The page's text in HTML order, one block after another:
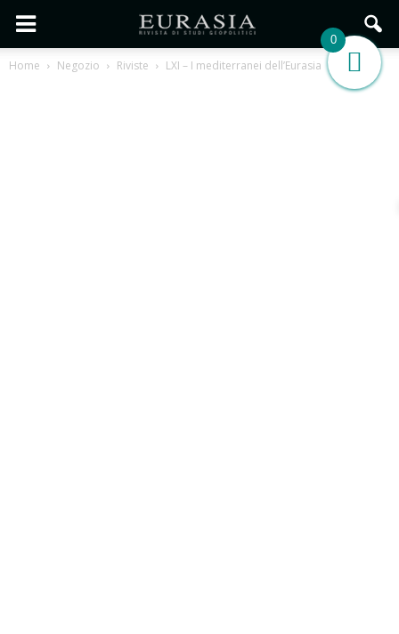
Home Negozio Riviste LXI – I mediterranei dell’Eurasia
0